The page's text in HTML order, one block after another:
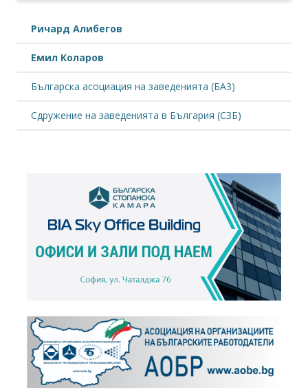
Ричард Алибегов
Емил Коларов
Българска асоциация на заведенията (БА3)
Сдружение на заведенията в България (СЗБ)